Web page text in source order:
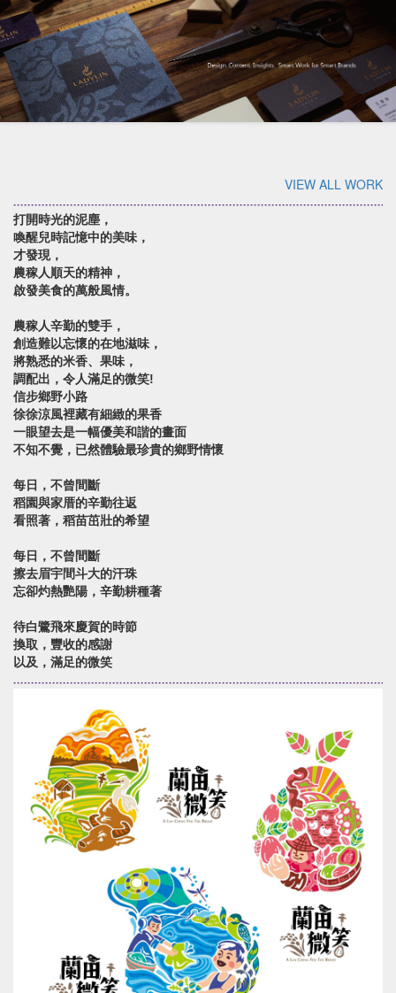
VIEW ALL WORK
打開時光的泥塵，
喚醒兒時記憶中的美味，
才發現，
農稼人順天的精神，
啟發美食的萬般風情。
農稼人辛勤的雙手，
創造難以忘懷的在地滋味，
將熟悉的米香、果味，
調配出，令人滿足的微笑!
信步鄉野小路
徐徐涼風裡藏有細緻的果香
一眼望去是一幅優美和諧的畫面
不知不覺，已然體驗最珍貴的鄉野情懷
每日，不曾間斷
稻園與家厝的辛勤往返
看照著，稻苗茁壯的希望
每日，不曾間斷
擦去眉宇間斗大的汗珠
忘卻灼熱艷陽，辛勤耕種著
待白鷺飛來慶賀的時節
換取，豐收的感謝
以及，滿足的微笑